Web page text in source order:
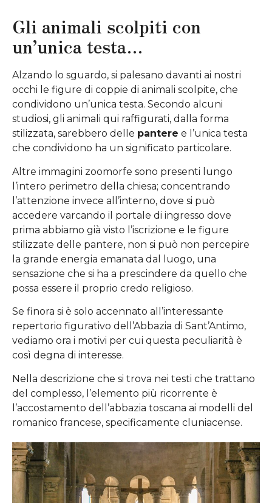
Gli animali scolpiti con
un’unica testa…
Alzando lo sguardo, si palesano davanti ai nostri
occhi le figure di coppie di animali scolpite, che
condividono un’unica testa. Secondo alcuni
studiosi, gli animali qui raffigurati, dalla forma
stilizzata, sarebbero delle pantere e l’unica testa
che condividono ha un significato particolare.
Altre immagini zoomorfe sono presenti lungo
l’intero perimetro della chiesa; concentrando
l’attenzione invece all’interno, dove si può
accedere varcando il portale di ingresso dove
prima abbiamo già visto l’iscrizione e le figure
stilizzate delle pantere, non si può non percepire
la grande energia emanata dal luogo, una
sensazione che si ha a prescindere da quello che
possa essere il proprio credo religioso.
Se finora si è solo accennato all’interessante
repertorio figurativo dell’Abbazia di Sant’Antimo,
vediamo ora i motivi per cui questa peculiarità è
così degna di interesse.
Nella descrizione che si trova nei testi che trattano
del complesso, l’elemento più ricorrente è
l’accostamento dell’abbazia toscana ai modelli del
romanico francese, specificamente cluniacense.